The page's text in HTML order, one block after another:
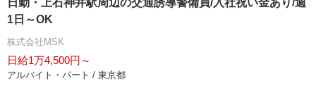
1日～OK
株式会社MSK
日給1万4,500円～
アルバイト・パート / 東京都